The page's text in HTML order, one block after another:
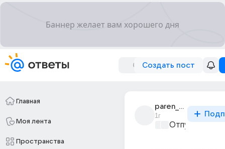
Создать пост
Главная
Моя лента
Пространства
paren_vsea_rysi
1г
Отпуск мечты